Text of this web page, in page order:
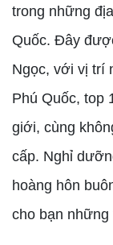
trong những
Quốc. Đây
Ngọc, với vị trí
Phú Quốc, top
giới, cùng
cấp. Nghỉ
hoàng hôn
cho bạn những